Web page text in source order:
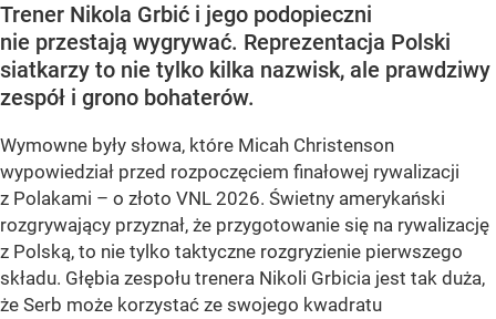
Trener Nikola Grbić i jego podopieczni
nie przestają wygrywać. Reprezentacja Polski
siatkarzy to nie tylko kilka nazwisk, ale prawdziwy
zespół i grono bohaterów.
Wymowne były słowa, które Micah Christenson
wypowiedział przed rozpoczęciem finałowej rywalizacji
z Polakami – o złoto VNL 2026. Świetny amerykański
rozgrywający przyznał, że przygotowanie się na rywalizację
z Polską, to nie tylko taktyczne rozgryzienie pierwszego
składu. Głębia zespołu trenera Nikoli Grbicia jest tak duża,
że Serb może korzystać ze swojego kwadratu